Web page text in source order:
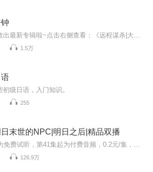
1.5万
初级日语，入门知识。
255
日末世的NPC|明日之后|精品双播
126.9万